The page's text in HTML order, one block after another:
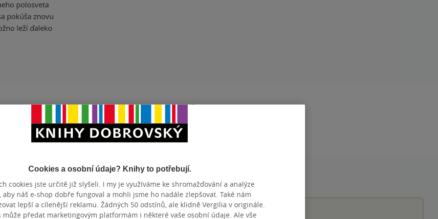
polosveta
pokúša znovu
leží ďaleko
pevná vazba
978-80-8103-080-2
POČET STRAN
264
EAN
Hodnocení a recenze čtenářů
Cookies a osobní údaje? Knihy to potřebují.
cookies jste určitě již slyšeli. I my je využíváme ke shromažďování a analýze
aby náš e-shop dobře fungoval a mohli jsme ho nadále zlepšovat. Také nám
lepší a cílenější reklamu. Žádných 50 odstínů, ale klidně Vergilia v originále.
může předat marketingovým platformám i některé vaše osobní údaje. Ale vše